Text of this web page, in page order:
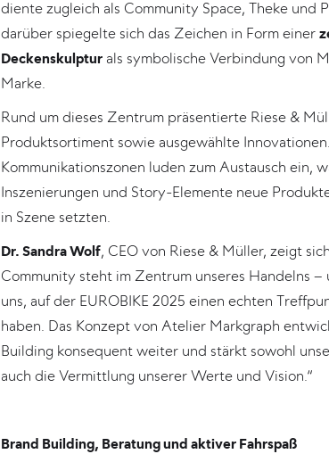
diente zugleich als Community Space, Theke und
darüber spiegelte sich das Zeichen in Form einer
Deckenskulpturals symbolische Verbindung von
Marke.
Rund um dieses Zentrum präsentierte Riese &
Produktsortiment sowie ausgewählte
Kommunikationszonen luden zum Austausch ein,
Inszenierungen und Story-Elemente neue
in Szene setzten.
Dr. Sandra Wolf, CEO von Riese & Müller, zeigt
Community steht im Zentrum unseres Handelns –
uns, auf der EUROBIKE 2025 einen echten
haben. Das Konzept von Atelier Markgraph
Building konsequent weiter und stärkt sowohl
auch die Vermittlung unserer Werte und Vision.“
Brand Building, Beratung und aktiver Fahrspaß